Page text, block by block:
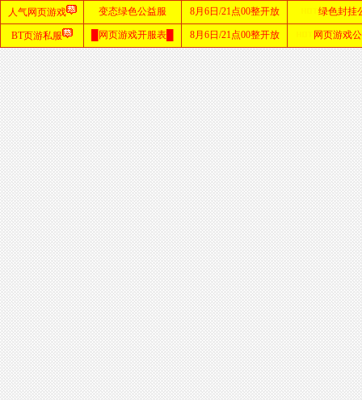
首
页
zhaosf
网站
sf123
发布
网
haosf
网站